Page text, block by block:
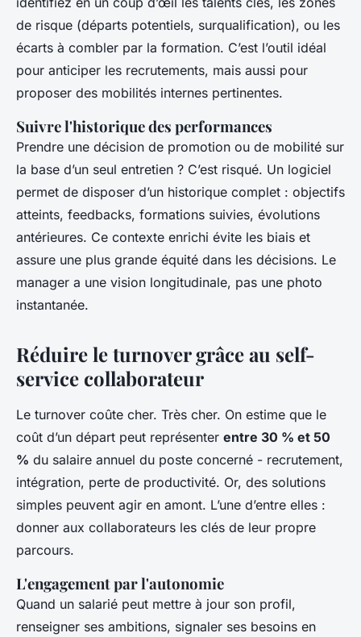
de risque (départs potentiels, surqualification), ou les
écarts à combler par la formation. C’est l’outil idéal
pour anticiper les recrutements, mais aussi pour
proposer des mobilités internes pertinentes.
Suivre l'historique des performances
Prendre une décision de promotion ou de mobilité sur
la base d’un seul entretien ? C’est risqué. Un logiciel
permet de disposer d’un historique complet : objectifs
atteints, feedbacks, formations suivies, évolutions
antérieures. Ce contexte enrichi évite les biais et
assure une plus grande équité dans les décisions. Le
manager a une vision longitudinale, pas une photo
instantanée.
Réduire le turnover grâce au self-
service collaborateur
Le turnover coûte cher. Très cher. On estime que le
coût d’un départ peut représenter entre 30 % et 50
% du salaire annuel du poste concerné - recrutement,
intégration, perte de productivité. Or, des solutions
simples peuvent agir en amont. L’une d’entre elles :
donner aux collaborateurs les clés de leur propre
parcours.
L'engagement par l'autonomie
Quand un salarié peut mettre à jour son profil,
renseigner ses ambitions, signaler ses besoins en